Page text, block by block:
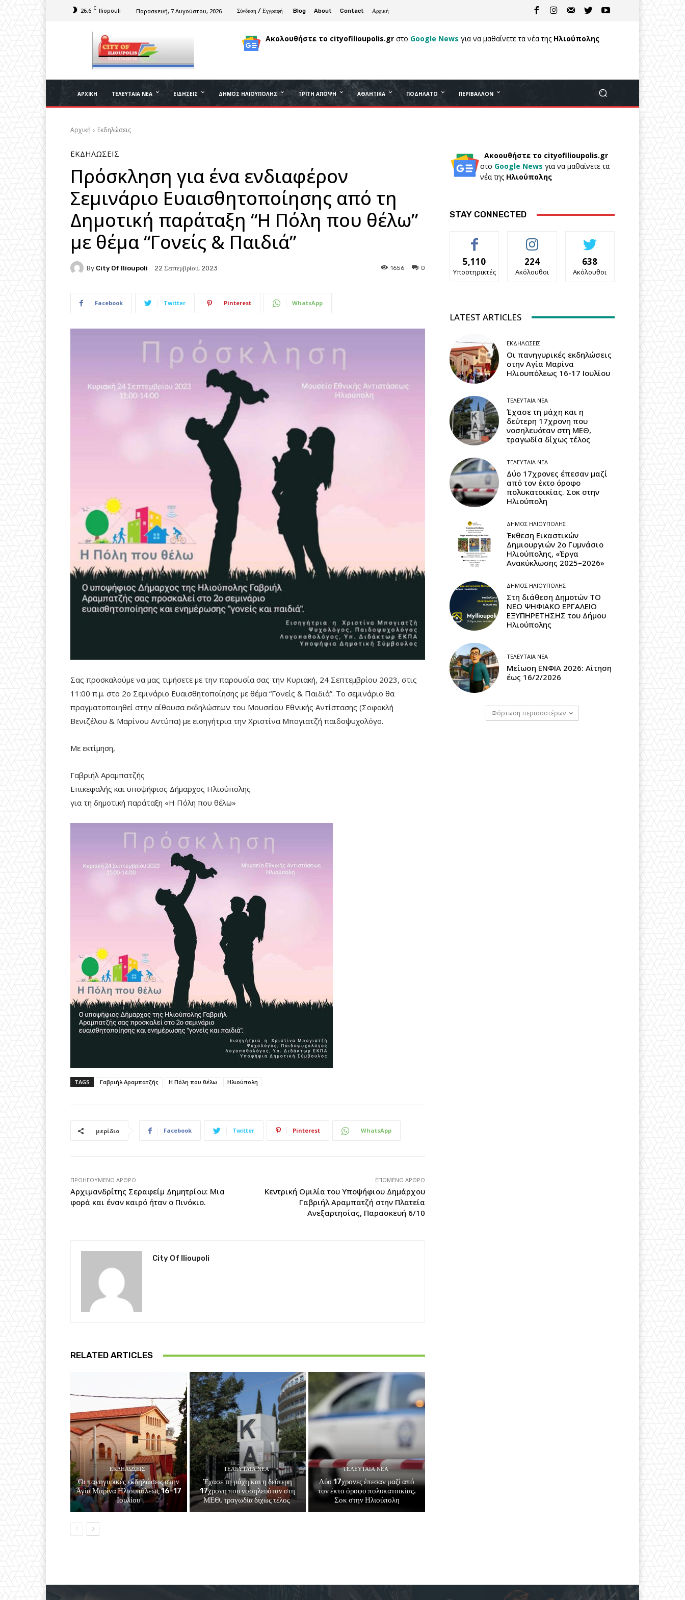
26.6 C Iliopouli Παρασκευή, 7 Αυγούστου, 2026 Σύνδεση / Εγγραφή Blog About Contact Αρχική
Ακολουθήστε το cityofilioupolis.gr στο Google News για να μαθαίνετε τα νέα της Ηλιούπολης
ΑΡΧΙΚΉ ΤΕΛΕΥΤΑΊΑ ΝΈΑ ΕΙΔΉΣΕΙΣ ΔΉΜΟΣ ΗΛΙΟΎΠΟΛΗΣ ΤΡΊΤΗ ΆΠΟΨΗ ΑΘΛΗΤΙΚΆ ΠΟΔΉΛΑΤΟ ΠΕΡΙΒΆΛΛΟΝ
Αρχική Εκδηλώσεις
ΕΚΔΗΛΏΣΕΙΣ
Πρόσκληση για ένα ενδιαφέρον
Σεμινάριο Ευαισθητοποίησης από τη
Δημοτική παράταξη “Η Πόλη που θέλω”
με θέμα “Γονείς & Παιδιά”
By City Of Ilioupoli 22 Σεπτεμβρίου, 2023 0
1656
Facebook Twitter Pinterest WhatsApp
Σας προσκαλούμε να μας τιμήσετε με την παρουσία σας την Κυριακή, 24 Σεπτεμβρίου 2023, στις
11:00 π.μ. στο 2ο Σεμινάριο Ευαισθητοποίησης με θέμα “Γονείς & Παιδιά”. Το σεμινάριο θα
πραγματοποιηθεί στην αίθουσα εκδηλώσεων του Μουσείου Εθνικής Αντίστασης (Σοφοκλή
Βενιζέλου & Μαρίνου Αντύπα) με εισηγήτρια την Χριστίνα Μπογιατζή παιδοψυχολόγο.
Με εκτίμηση,
Γαβριήλ Αραμπατζής
Επικεφαλής και υποψήφιος Δήμαρχος Ηλιούπολης
για τη δημοτική παράταξη «Η Πόλη που θέλω»
TAGS Γαβριήλ Αραμπατζής Η Πόλη που θέλω Ηλιούπολη
μερίδιο Facebook Twitter Pinterest WhatsApp
ΠΡΟΗΓΟΎΜΕΝΟ ΆΡΘΡΟ
Αρχιμανδρίτης Σεραφείμ Δημητρίου: Μια
φορά και έναν καιρό ήταν ο Πινόκιο.
ΕΠΌΜΕΝΟ ΆΡΘΡΟ
Κεντρική Ομιλία του Υποψήφιου Δημάρχου
Γαβριήλ Αραμπατζή στην Πλατεία
Ανεξαρτησίας, Παρασκευή 6/10
City Of Ilioupoli
RELATED ARTICLES
ΕΚΔΗΛΏΣΕΙΣ
Οι πανηγυρικές εκδηλώσεις στην
Αγία Μαρίνα Ηλιουπόλεως 16-17
Ιουλίου
ΤΕΛΕΥΤΑΊΑ ΝΈΑ
Έχασε τη μάχη και η δεύτερη
17χρονη που νοσηλευόταν στη
ΜΕΘ, τραγωδία δίχως τέλος
ΤΕΛΕΥΤΑΊΑ ΝΈΑ
Δύο 17χρονες έπεσαν μαζί από
τον έκτο όροφο πολυκατοικίας.
Σοκ στην Ηλιούπολη
Ακοουθήστε το cityofilioupolis.gr
στο Google News για να μαθαίνετε τα
νέα της Ηλιούπολης
STAY CONNECTED
5,110
Υποστηρικτές
224
Ακόλουθοι
638
Ακόλουθοι
LATEST ARTICLES
ΕΚΔΗΛΏΣΕΙΣ
Οι πανηγυρικές εκδηλώσεις
στην Αγία Μαρίνα
Ηλιουπόλεως 16-17 Ιουλίου
ΤΕΛΕΥΤΑΊΑ ΝΈΑ
Έχασε τη μάχη και η
δεύτερη 17χρονη που
νοσηλευόταν στη ΜΕΘ,
τραγωδία δίχως τέλος
ΤΕΛΕΥΤΑΊΑ ΝΈΑ
Δύο 17χρονες έπεσαν μαζί
από τον έκτο όροφο
πολυκατοικίας. Σοκ στην
Ηλιούπολη
ΔΉΜΟΣ ΗΛΙΟΎΠΟΛΗΣ
Έκθεση Εικαστικών
Δημιουργιών 2ο Γυμνάσιο
Ηλιούπολης, «Έργα
Ανακύκλωσης 2025–2026»
ΔΉΜΟΣ ΗΛΙΟΎΠΟΛΗΣ
Στη διάθεση Δημοτών ΤΟ
ΝΕΟ ΨΗΦΙΑΚΟ ΕΡΓΑΛΕΙΟ
ΕΞΥΠΗΡΕΤΗΣΗΣ του Δήμου
Ηλιούπολης
ΤΕΛΕΥΤΑΊΑ ΝΈΑ
Μείωση ΕΝΦΙΑ 2026: Αίτηση
έως 16/2/2026
Φόρτωση περισσοτέρων